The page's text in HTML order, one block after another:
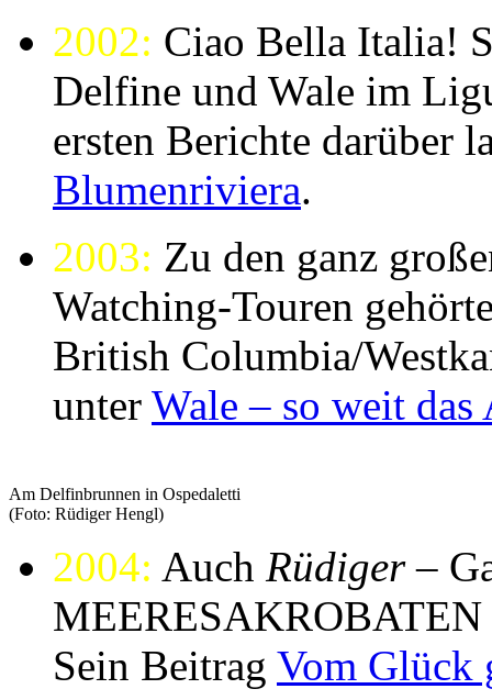
2002: Ciao Bella Italia!
Delfine und Wale im
ersten Berichte darüber
Blumenriviera.
2003: Zu den ganz
Watching-Touren
British Columbia/
unter Wale – so weit das
Am Delfinbrunnen in Ospedaletti
(Foto: Rüdiger Hengl)
2004: Auch Rüdiger–
Sein Beitrag Vom Glück